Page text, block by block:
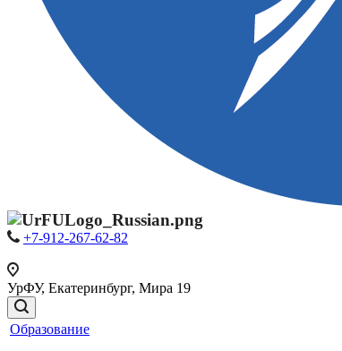
+7-912-267-62-82
УрФУ, Екатеринбург, Мира 19
Образование